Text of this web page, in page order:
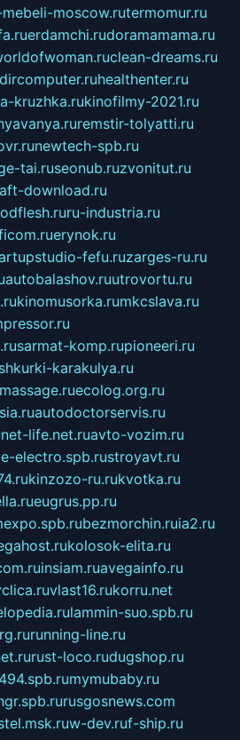
moscow.rutermomur.ru
erdamchi.rudoramamama.ru
clean-dreams.ru
dircomputer.ruhealthenter.ru
kruzhka.rukinofilmy-2021.ru
remstir-tolyatti.ru
newtech-spb.ru
tai.ruseonub.ruzvonitut.ru
download.ru
ru-industria.ru
erynok.ru
fefu.ruzarges-ru.ru
autobalashov.ruutrovortu.ru
kinomusorka.rumkcslava.ru
sarmat-komp.rupioneeri.ru
shkurki-karakulya.ru
ecolog.org.ru
autodoctorservis.ru
net-life.net.ruavto-vozim.ru
electro.spb.rustroyavt.ru
kinzozo-ru.rukvotka.ru
eugrus.pp.ru
bezmorchin.ruia2.ru
kolosok-elita.ru
insiam.ruavegainfo.ru
vlast16.rukorru.net
lammin-suo.spb.ru
running-line.ru
rust-loco.rudugshop.ru
mymubaby.ru
rusgosnews.com
w-dev.ruf-ship.ru